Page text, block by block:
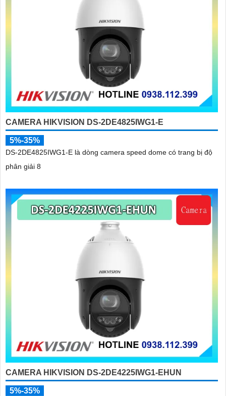
CAMERA HIKVISION DS-2DE4825IWG1-E
5%-35%
DS-2DE4825IWG1-E là dòng camera speed dome có trang bị độ
phân giải 8
CAMERA HIKVISION DS-2DE4225IWG1-EHUN
5%-35%